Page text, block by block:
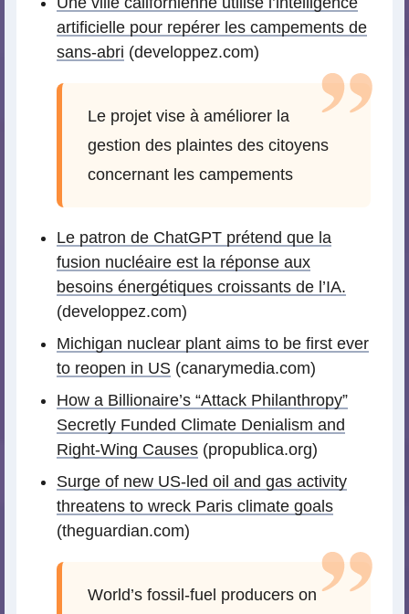
artificielle pour repérer les campements de
sans-abri (developpez.com)
Le projet vise à améliorer la
gestion des plaintes des citoyens
concernant les campements
Le patron de ChatGPT prétend que la
fusion nucléaire est la réponse aux
besoins énergétiques croissants de l’IA.
(developpez.com)
Michigan nuclear plant aims to be first ever
to reopen in US (canarymedia.com)
How a Billionaire’s “Attack Philanthropy”
Secretly Funded Climate Denialism and
Right-Wing Causes (propublica.org)
Surge of new US-led oil and gas activity
threatens to wreck Paris climate goals
(theguardian.com)
World’s fossil-fuel producers on